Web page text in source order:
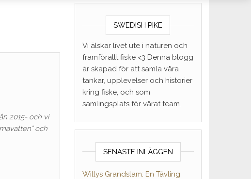
2015- och vi
och
SWEDISH PIKE
Vi älskar livet ute i naturen och
framförallt fiske <3 Denna blogg
är skapad för att samla våra
tankar, upplevelser och historier
kring fiske, och som
samlingsplats för vårat team.
SENASTE INLÄGGEN
Willys Grandslam: En Tävling